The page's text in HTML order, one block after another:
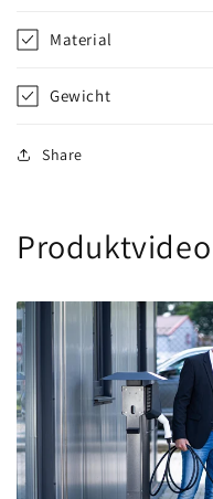
Material
Gewicht
Share
Produktvideo